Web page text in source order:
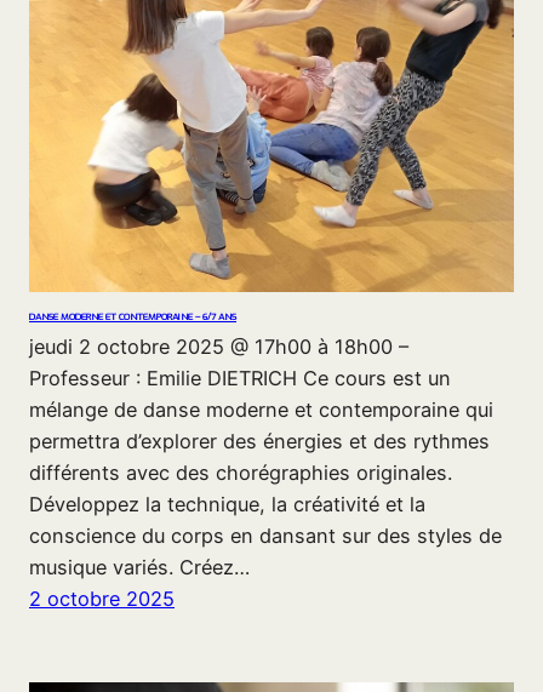
DANSE MODERNE ET CONTEMPORAINE – 6/7 ANS
jeudi 2 octobre 2025 @ 17h00 à 18h00 –
Professeur : Emilie DIETRICH Ce cours est un
mélange de danse moderne et contemporaine qui
permettra d’explorer des énergies et des rythmes
différents avec des chorégraphies originales.
Développez la technique, la créativité et la
conscience du corps en dansant sur des styles de
musique variés. Créez…
2 octobre 2025